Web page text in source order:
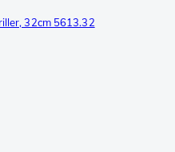
32cm 5613.32